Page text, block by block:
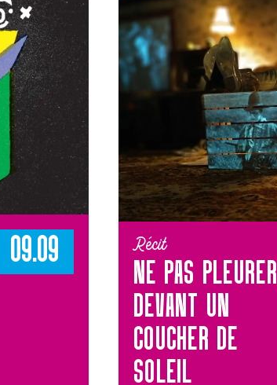
09.09 Récit
NE PAS PLEURER
DEVANT UN
COUCHER DE
SOLEIL